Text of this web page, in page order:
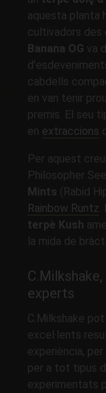
aquesta planta
cultivadors des
Banana OG va
cabdells
en van tenir
premis. El seu
en extraccions
Per aquest
Philosopher
Mints (Rabid
Rainbow Runtz
terpè Kush
la mida de
experts
C.Milkshake
excel·lents
experiència,
per a tot tipus
experimentats